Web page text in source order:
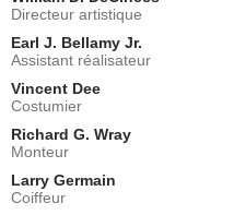
Directeur artistique
Earl J. Bellamy Jr.
Assistant réalisateur
Vincent Dee
Costumier
Richard G. Wray
Monteur
Larry Germain
Coiffeur